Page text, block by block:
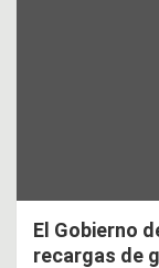
El Gobierno
recargas de